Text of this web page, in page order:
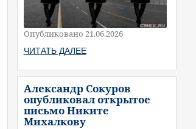
Опубликовано 21.06.2026
ЧИТАТЬ ДАЛЕЕ
Александр Сокуров
опубликовал открытое
письмо Никите
Михалкову